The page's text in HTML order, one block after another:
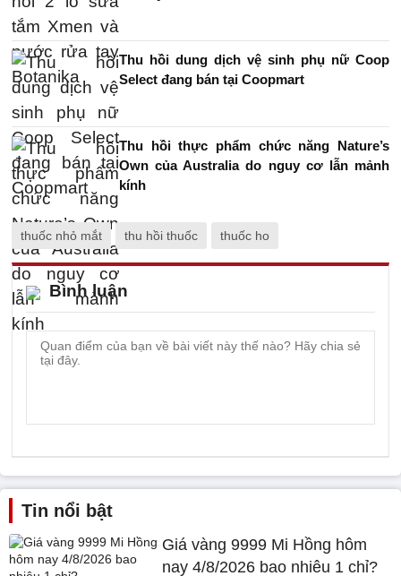
Thu hồi dung dịch vệ sinh phụ nữ Coop
Select đang bán tại Coopmart
Thu hồi thực phẩm chức năng Nature’s
Own của Australia do nguy cơ lẫn mảnh
kính
thuốc nhỏ mắt thu hồi thuốc thuốc ho
Bình luận
Tin nổi bật
Giá vàng 9999 Mi Hồng hôm
nay 4/8/2026 bao nhiêu 1 chỉ?